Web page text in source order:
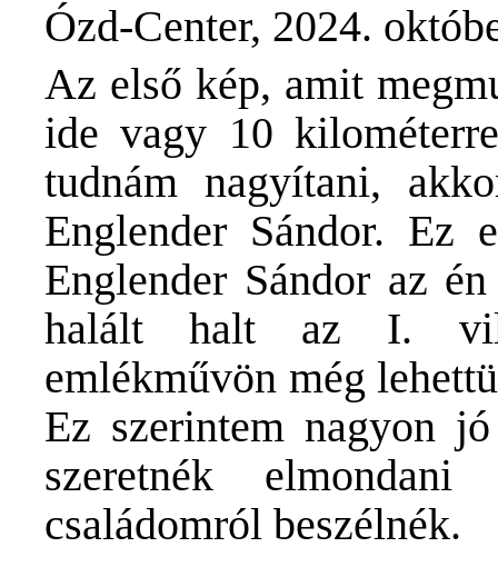
Ózd-Center, 2024.
Az első kép, amit
ide vagy 10
tudnám nagyítani,
Englender Sándor. Ez
Englender Sándor az
halált halt az I.
emlékművön még
Ez szerintem nagyon
szeretnék
családomról beszélnék.